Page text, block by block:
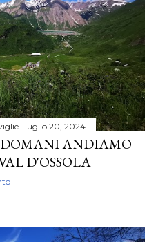
luglio 20, 2024
DOMANI ANDIAMO
D'OSSOLA